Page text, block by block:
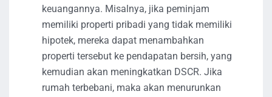
keuangannya. Misalnya, jika peminjam
memiliki properti pribadi yang tidak memiliki
hipotek, mereka dapat menambahkan
properti tersebut ke pendapatan bersih, yang
kemudian akan meningkatkan DSCR. Jika
rumah terbebani, maka akan menurunkan